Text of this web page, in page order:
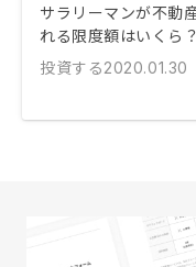
サラリーマンが不動
れる限度額はいくら？
投資する2020.01.30